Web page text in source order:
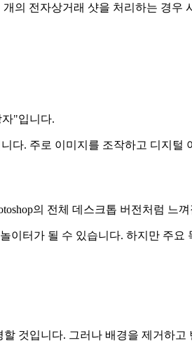
의 전자상거래 샷을 처리하는 경우
자"입니다.
다. 주로 이미지를 조작하고 디지
의 전체 데스크톱 버전처럼 느
이터가 될 수 있습니다. 하지만 주
것입니다. 그러나 배경을 제거하